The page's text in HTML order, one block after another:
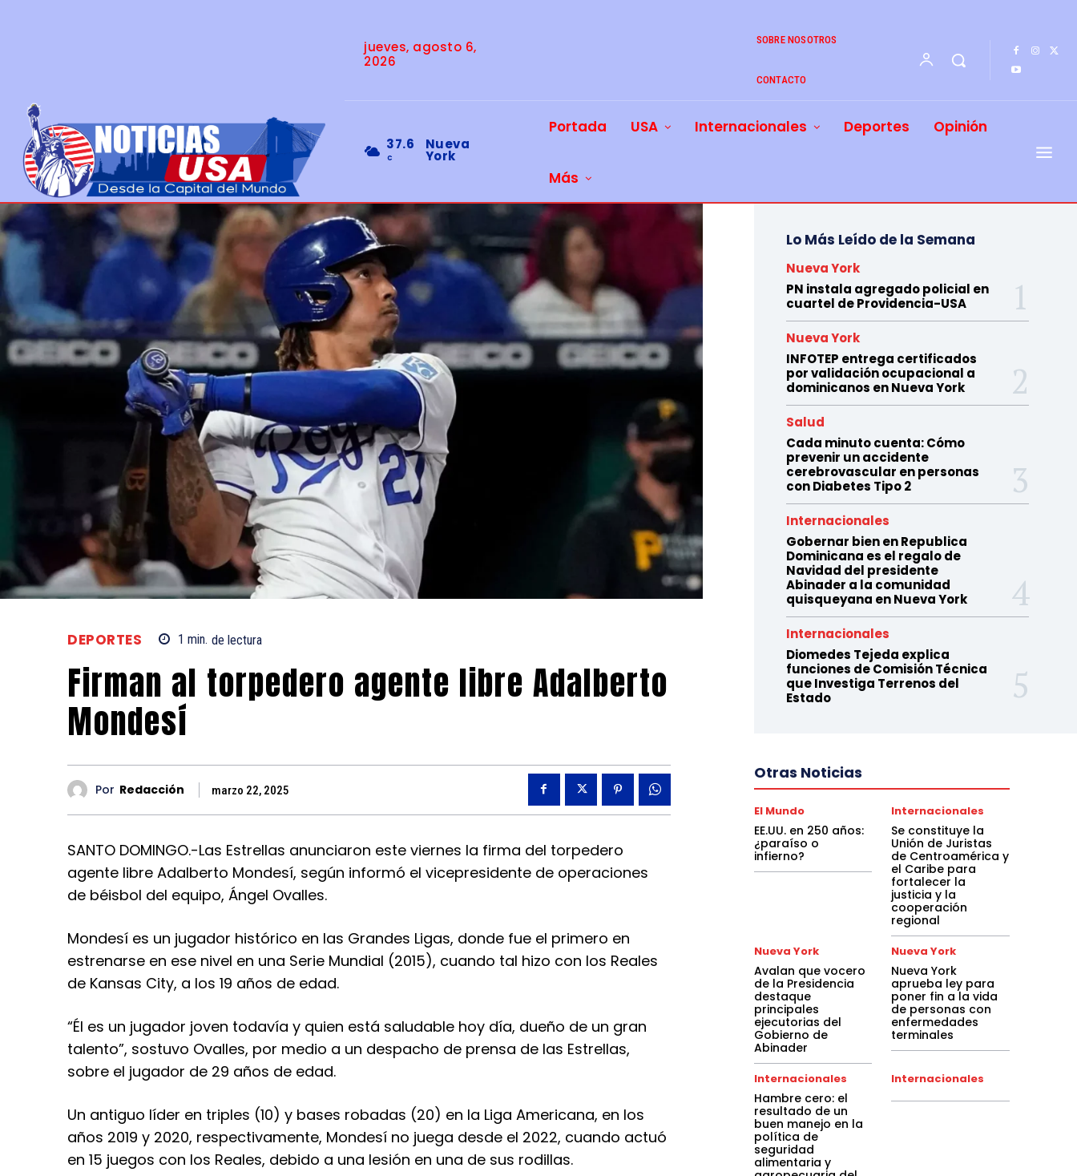
jueves, agosto 6,
2026
SOBRE NOSOTROS
CONTACTO
37.6
C
Nueva
York
Portada USA Internacionales Deportes Opinión
Más
DEPORTES 1 min. de lectura
Firman al torpedero agente libre Adalberto
Mondesí
Por Redacción marzo 22, 2025
SANTO DOMINGO.-Las Estrellas anunciaron este viernes la firma del torpedero
agente libre Adalberto Mondesí, según informó el vicepresidente de operaciones
de béisbol del equipo, Ángel Ovalles.
Mondesí es un jugador histórico en las Grandes Ligas, donde fue el primero en
estrenarse en ese nivel en una Serie Mundial (2015), cuando tal hizo con los Reales
de Kansas City, a los 19 años de edad.
“Él es un jugador joven todavía y quien está saludable hoy día, dueño de un gran
talento”, sostuvo Ovalles, por medio a un despacho de prensa de las Estrellas,
sobre el jugador de 29 años de edad.
Un antiguo líder en triples (10) y bases robadas (20) en la Liga Americana, en los
años 2019 y 2020, respectivamente, Mondesí no juega desde el 2022, cuando actuó
en 15 juegos con los Reales, debido a una lesión en una de sus rodillas.
Lo Más Leído de la Semana
Nueva York
PN instala agregado policial en
cuartel de Providencia-USA
Nueva York
INFOTEP entrega certificados
por validación ocupacional a
dominicanos en Nueva York
Salud
Cada minuto cuenta: Cómo
prevenir un accidente
cerebrovascular en personas
con Diabetes Tipo 2
Internacionales
Gobernar bien en Republica
Dominicana es el regalo de
Navidad del presidente
Abinader a la comunidad
quisqueyana en Nueva York
Internacionales
Diomedes Tejeda explica
funciones de Comisión Técnica
que Investiga Terrenos del
Estado
Otras Noticias
El Mundo
EE.UU. en 250 años:
¿paraíso o
infierno?
Internacionales
Se constituye la
Unión de Juristas
de Centroamérica y
el Caribe para
fortalecer la
justicia y la
cooperación
regional
Nueva York
Avalan que vocero
de la Presidencia
destaque
principales
ejecutorias del
Gobierno de
Abinader
Nueva York
Nueva York
aprueba ley para
poner fin a la vida
de personas con
enfermedades
terminales
Internacionales
Hambre cero: el
resultado de un
buen manejo en la
política de
seguridad
alimentaria y
Internacionales